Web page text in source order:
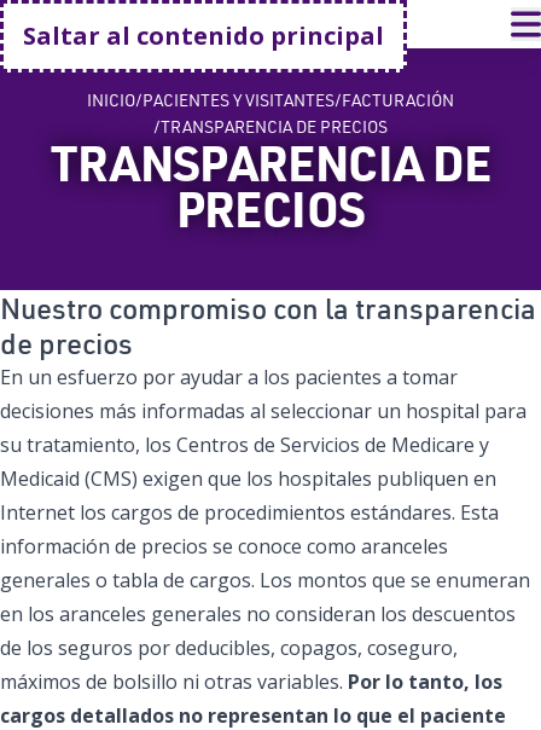
Saltar al contenido principal
Volver a casa
INICIO PACIENTES Y VISITANTES FACTURACIÓN
TRANSPARENCIA DE PRECIOS
TRANSPARENCIA DE
PRECIOS
Nuestro compromiso con la transparencia
de precios
En un esfuerzo por ayudar a los pacientes a tomar
decisiones más informadas al seleccionar un hospital para
su tratamiento, los Centros de Servicios de Medicare y
Medicaid (CMS) exigen que los hospitales publiquen en
Internet los cargos de procedimientos estándares. Esta
información de precios se conoce como aranceles
generales o tabla de cargos. Los montos que se enumeran
en los aranceles generales no consideran los descuentos
de los seguros por deducibles, copagos, coseguro,
máximos de bolsillo ni otras variables. Por lo tanto, los
cargos detallados no representan lo que el paciente